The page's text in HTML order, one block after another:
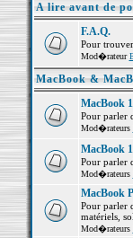
A lire avant de
F.A.Q.
Pour
Mod�rateur
MacBook &
MacBook
Pour parler
Mod�rateurs
MacBook
Pour parler
Mod�rateurs
MacBook
Pour parler
matériels,
Mod�rateurs